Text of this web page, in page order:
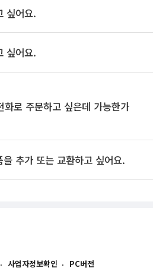
싶어요.
싶어요.
로 주문하고 싶은데 가능한가
추가 또는 교환하고 싶어요.
사업자정보확인 PC버전